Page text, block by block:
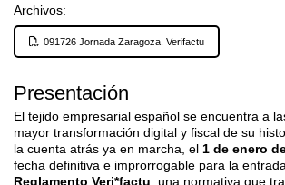
Archivos:
091726 Jornada Zaragoza. Verifactu
Presentación
El tejido empresarial español se encuentra a
mayor transformación digital y fiscal de su
la cuenta atrás ya en marcha, el 1 de enero
fecha definitiva e improrrogable para la
Reglamento Veri*factu, una normativa que